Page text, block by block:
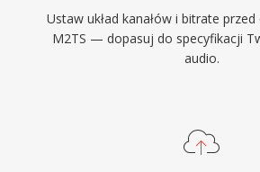
Ustaw układ kanałów i bitrate
M2TS — dopasuj do specyfikacji
audio.